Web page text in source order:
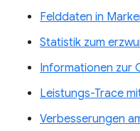
Felddaten in
Statistik zum
Informationen zur
Leistungs-Trace
Verbesserungen